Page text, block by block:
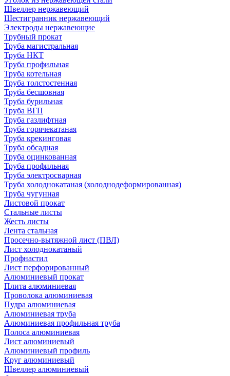
Швеллер нержавеющий
Шестигранник нержавеющий
Электроды нержавеющие
Трубный прокат
Труба магистральная
Труба НКТ
Труба профильная
Труба котельная
Труба толстостенная
Труба бесшовная
Труба бурильная
Труба ВГП
Труба газлифтная
Труба горячекатаная
Труба крекинговая
Труба обсадная
Труба оцинкованная
Труба профильная
Труба электросварная
Труба холоднокатаная (холоднодеформированная)
Труба чугунная
Листовой прокат
Стальные листы
Жесть листы
Лента стальная
Просечно-вытяжной лист (ПВЛ)
Лист холоднокатаный
Профнастил
Лист перфорированный
Алюминиевый прокат
Плита алюминиевая
Проволока алюминиевая
Пудра алюминиевая
Алюминиевая труба
Алюминиевая профильная труба
Полоса алюминиевая
Лист алюминиевый
Алюминиевый профиль
Круг алюминиевый
Швеллер алюминиевый